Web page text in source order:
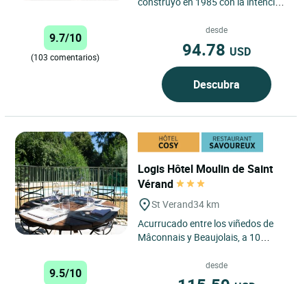
9.7/10
(103 comentarios)
desde
94.78 USD
Descubra
Logis Hôtel Moulin de Saint
Vérand
St Verand34 km
Acurrucado entre los viñedos de
Mâconnais y Beaujolais, a 10
minutos de la salida Nº...
9.5/10
desde